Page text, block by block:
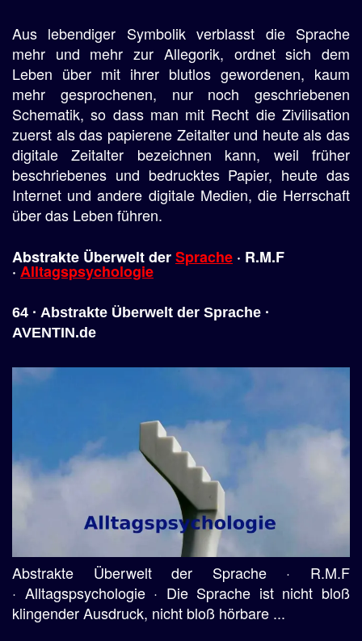
Aus lebendiger Symbolik verblasst die Sprache
mehr und mehr zur Allegorik, ordnet sich dem
Leben über mit ihrer blutlos gewordenen, kaum
mehr gesprochenen, nur noch geschriebenen
Schematik, so dass man mit Recht die Zivilisation
zuerst als das papierene Zeitalter und heute als das
digitale Zeitalter bezeichnen kann, weil früher
beschriebenes und bedrucktes Papier, heute das
Internet und andere digitale Medien, die Herrschaft
über das Leben führen.
Abstrakte Überwelt derSprache · R.M.F
· Alltagspsychologie
64 · Abstrakte Überwelt der Sprache ·
AVENTIN.de
Abstrakte Überwelt der Sprache · R.M.F
· Alltagspsychologie · Die Sprache ist nicht bloß
klingender Ausdruck, nicht bloß hörbare ...